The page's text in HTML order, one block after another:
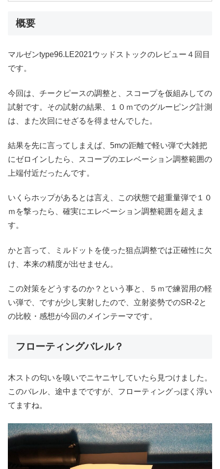
概要
マルゼンtype96.LE2021ウッドストックのレビュー４回目
です。
今回は、チークピースの調整と、スコープを仮組みしての
試射です。その試射の結果、１０ｍでのグルーピング計測
は、また次回にせざるを得ませんでした。
結果を先に言ってしまえば、5mの距離で軽い弾で大雑把
にゼロインしたら、スコープのエレベーション調整範囲の
上端付近だったんです。
いくらホップがあるとは言え、この状態で超重量弾で１０
ｍを撃ったら、確実にエレベーション調整範囲を超えま
す。
かと言って、ミルドットを使った狙点調整では正確性に欠
け、本来の精度が出せません。
この対策をどうするのか？という事と、５ｍで練習用の軽
い弾で、ですが少し実射したので、立射姿勢でのSR-2と
の比較・感想が今回のメインテーマです。
フローティングバレル？
木ストの匂いを嗅いでニヤニヤしていたら見つけました。
このバレル、途中までですが、フローティングっぽく浮い
てますね。